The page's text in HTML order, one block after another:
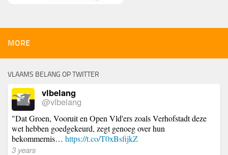
MORE
VLAAMS BELANG OP TWITTER
vlbelang
@vlbelang
"Dat Groen, Vooruit en Open Vld'ers zoals Verhofstadt deze
wet hebben goedgekeurd, zegt genoeg over hun
bekommernis… https://t.co/T0xBsfijkZ
3 years